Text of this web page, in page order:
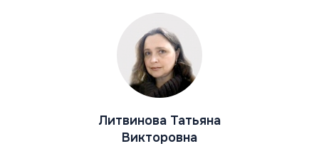
Литвинова Татьяна
Викторовна